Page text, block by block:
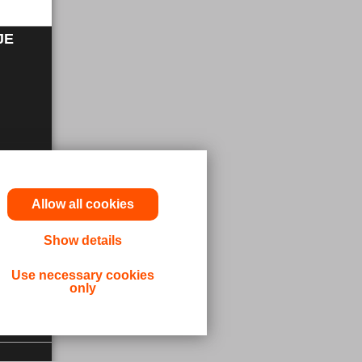
Allow all cookies
Show details
Use necessary cookies
only